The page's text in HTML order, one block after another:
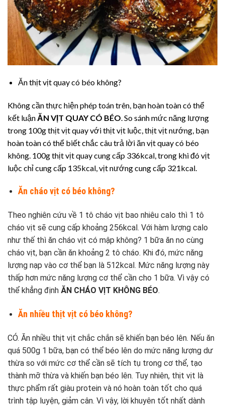
Ăn thịt vịt quay có béo không?
Không cần thực hiện phép toán trên, bạn hoàn toàn có thể
kết luận ĂN VỊT QUAY CÓ BÉO . So sánh mức năng lượng
trong 100g thịt vịt quay với thịt vịt luộc, thịt vịt nướng, bạn
hoàn toàn có thể biết chắc câu trả lời ăn vịt quay có béo
không. 100g thịt vịt quay cung cấp 336kcal, trong khi đó vịt
luộc chỉ cung cấp 135kcal, vịt nướng cung cấp 321kcal.
Ăn cháo vịt có béo không?
Theo nghiên cứu về 1 tô cháo vịt bao nhiêu calo thì 1 tô
cháo vịt sẽ cung cấp khoảng 256kcal. Với hàm lượng calo
như thế thì ăn cháo vịt có mập không? 1 bữa ăn no cùng
cháo vịt, bạn cần ăn khoảng 2 tô cháo. Khi đó, mức năng
lượng nạp vào cơ thể bạn là 512kcal. Mức năng lượng này
thấp hơn mức năng lượng cơ thể cần cho 1 bữa. Vì vậy có
thể khẳng định ĂN CHÁO VỊT KHÔNG BÉO.
Ăn nhiều thịt vịt có béo không?
CÓ. Ăn nhiều thịt vịt chắc chắn sẽ khiến bạn béo lên. Nếu ăn
quá 500g 1 bữa, bạn có thể béo lên do mức năng lượng dư
thừa so với mức cơ thể cần sẽ tích tụ trong cơ thể, tạo
thành mỡ thừa và khiến bạn béo lên. Tuy nhiên, thịt vịt là
thực phẩm rất giàu protein và nó hoàn toàn tốt cho quá
trình tập luyện, giảm cân. Vì vậy, lời khuyên tốt nhất dành